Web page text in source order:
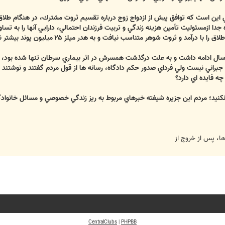
اين است كه توافق پيش از ازدواج زوج درباره تقسيم ثروت مشترك، در هنگام
جدا ازمسئوليت تأمين هزينه زندگي و تربيت فرزندان احتمالي، دارايي آنها
و ثروت شوهر متناسب نيافت و به هدر ميلز ۲۵ ميليون پوند بيشتر نداد.
ادامه داشت و به علت درگذشت همسرش در اثر بيماري سرطان تنها شده بود،
فايده اي دارد؟
مردم اين جزيره شيفته خبرهاي مربوط به ريز زندگي خصوصي و مسائل
پس از خروج از
PHPBB
|
CentralClubs